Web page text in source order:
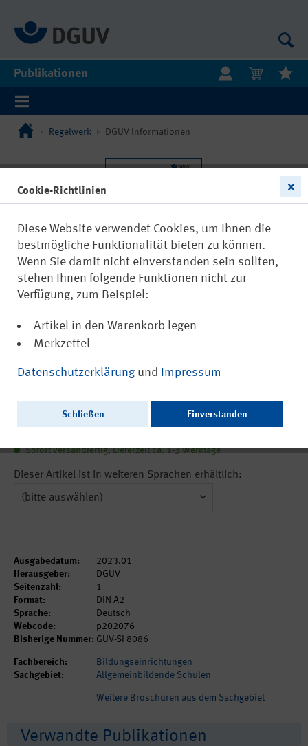
Publikationen
Regelwerk DGUV Informationen
DGUV Information 202-076
Sofort versandfertig, Lieferzeit ca. 1-3 Werktage
Dieser Artikel ist in weiteren Sprachen erhältlich:
Ausgabedatum:
2023.01
Herausgeber:
DGUV
Seitenzahl:
1
Format:
DIN A2
Sprache:
Deutsch
Webcode:
p202076
Bisherige Nummer: GUV-SI 8086
Fachbereich:
Bildungseinrichtungen
Sachgebiet:
Allgemeinbildende Schulen
Weitere Broschüren aus dem Sachgebiet
Verwandte Publikationen
Cookie-Richtlinien
Diese Website verwendet Cookies, um Ihnen die
bestmögliche Funktionalität bieten zu können.
Wenn Sie damit nicht einverstanden sein sollten,
stehen Ihnen folgende Funktionen nicht zur
Verfügung, zum Beispiel:
Artikel in den Warenkorb legen
Merkzettel
Datenschutzerklärung und Impressum
Schließen Einverstanden